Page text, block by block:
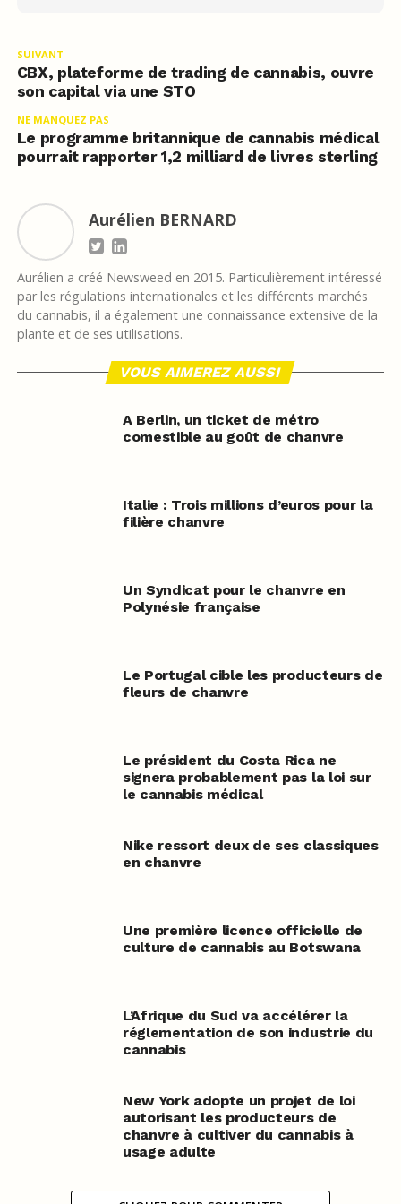
SUIVANT
CBX, plateforme de trading de cannabis, ouvre
son capital via une STO
NE MANQUEZ PAS
Le programme britannique de cannabis médical
pourrait rapporter 1,2 milliard de livres sterling
Aurélien BERNARD
Aurélien a créé Newsweed en 2015. Particulièrement intéressé
par les régulations internationales et les différents marchés
du cannabis, il a également une connaissance extensive de la
plante et de ses utilisations.
VOUS AIMEREZ AUSSI
A Berlin, un ticket de métro
comestible au goût de chanvre
Italie : Trois millions d’euros pour la
filière chanvre
Un Syndicat pour le chanvre en
Polynésie française
Le Portugal cible les producteurs de
fleurs de chanvre
Le président du Costa Rica ne
signera probablement pas la loi sur
le cannabis médical
Nike ressort deux de ses classiques
en chanvre
Une première licence officielle de
culture de cannabis au Botswana
L’Afrique du Sud va accélérer la
réglementation de son industrie du
cannabis
New York adopte un projet de loi
autorisant les producteurs de
chanvre à cultiver du cannabis à
usage adulte